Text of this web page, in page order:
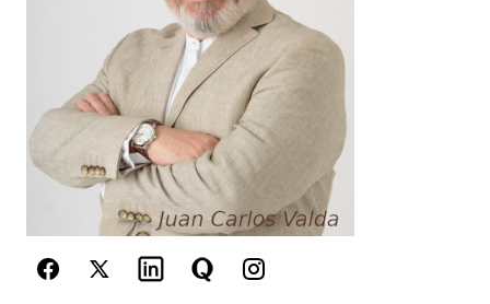
Comentario*
Your Name*
Your E-mail*